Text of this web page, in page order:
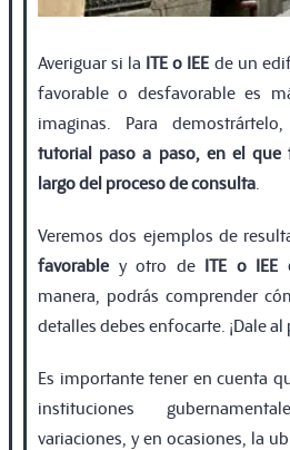
Averiguar si la ITE o IEE de un
favorable o desfavorable es
imaginas. Para
tutorial paso a paso, en el que
largo del proceso de consulta
Veremos dos ejemplos de
favorable y otro de ITE o IEE
manera, podrás comprender
detalles debes enfocarte. ¡Dale al
Es importante tener en cuenta
instituciones
variaciones, y en ocasiones, la